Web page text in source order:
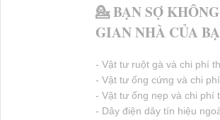
💁 BẠN SỢ
GIAN NHÀ CỦA
- Vật tư ruột gà và chi phí
- Vật tư ống cứng và chi
- Vật tư ống nẹp và chi phí
- Dây điện dây tín hiệu